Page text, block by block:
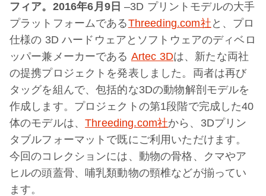
フィア。2016年6月9日 –3D プリントモデルの大手
プラットフォームであるThreeding.com社 と、プロ
仕様の 3D ハードウェアとソフトウェアのディベロ
ッパー兼メーカーである Artec 3Dは、新たな両社
の提携プロジェクトを発表しました。両者は再び
タッグを組んで、包括的な3Dの動物解剖モデルを
作成します。プロジェクトの第1段階で完成した40
体のモデルは、Threeding.com社から、3Dプリン
タブルフォーマットで既にご利用いただけます。
今回のコレクションには、動物の骨格、クマやア
ヒルの頭蓋骨、哺乳類動物の頸椎などが揃ってい
ます。